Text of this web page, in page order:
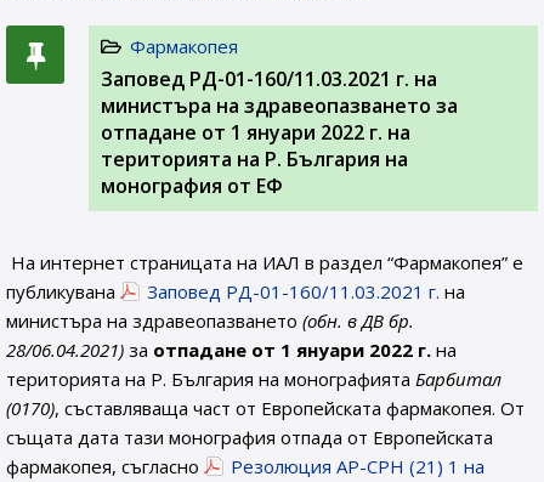
Фармакопея
Заповед РД-01-160/11.03.2021 г. на
министъра на здравеопазването за
отпадане от 1 януари 2022 г. на
територията на Р. България на
монография от ЕФ
На интернет страницата на ИАЛ в раздел “Фармакопея” е
публикувана
Заповед РД-01-160/11.03.2021 г. на
министъра на здравеопазването (обн. в ДВ бр.
28/06.04.2021) за отпадане от 1 януари 2022 г. на
територията на Р. България на монографията Барбитал
(0170), съставляваща част от Европейската фармакопея. От
същата дата тази монография отпада от Европейската
фармакопея, съгласно
Резолюция AP-CPH (21) 1 на